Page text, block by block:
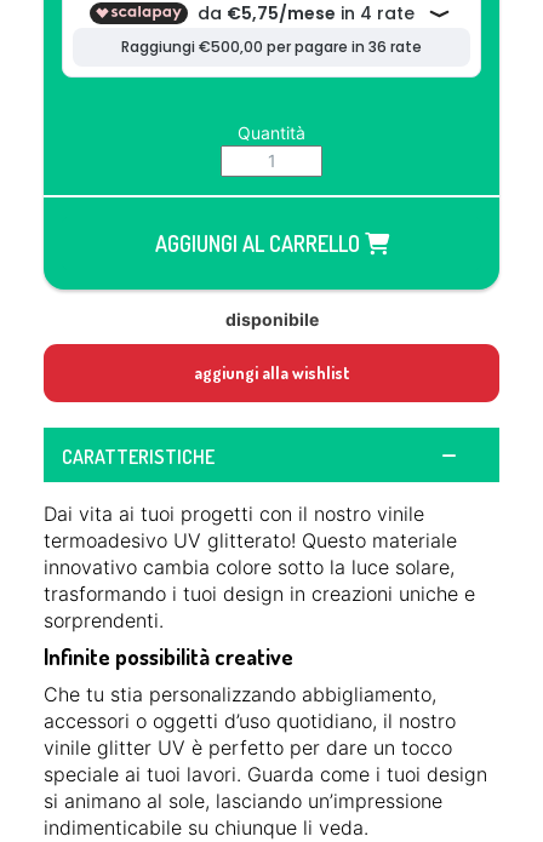
Quantità
AGGIUNGI AL CARRELLO
disponibile
aggiungi alla wishlist
CARATTERISTICHE
Dai vita ai tuoi progetti con il nostro vinile
termoadesivo UV glitterato! Questo materiale
innovativo cambia colore sotto la luce solare,
trasformando i tuoi design in creazioni uniche e
sorprendenti.
Infinite possibilità creative
Che tu stia personalizzando abbigliamento,
accessori o oggetti d’uso quotidiano, il nostro
vinile glitter UV è perfetto per dare un tocco
speciale ai tuoi lavori. Guarda come i tuoi design
si animano al sole, lasciando un’impressione
indimenticabile su chiunque li veda.